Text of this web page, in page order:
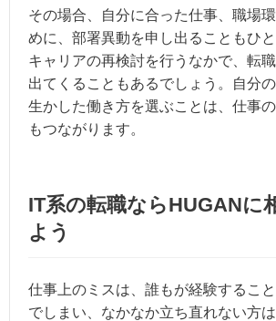
その場合、自分に合った仕事、職場
めに、部署異動を申し出ることもひと
キャリアの再検討を行うなかで、転
出てくることもあるでしょう。自分
生かした働き方を選ぶことは、仕事
もつながります。
IT系の転職ならHUGANに
よう
仕事上のミスは、誰もが経験するこ
でしまい、なかなか立ち直れない方